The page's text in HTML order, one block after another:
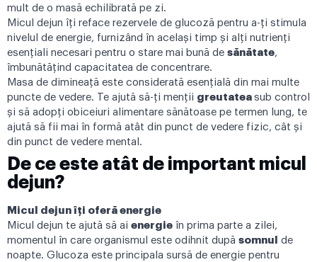
mult de o masă echilibrată pe zi.
Micul dejun îți reface rezervele de glucoză pentru a-ți stimula
nivelul de energie, furnizând în același timp și alți nutrienți
esențiali necesari pentru o stare mai bună de sănătate,
îmbunătățind capacitatea de concentrare.
Masa de dimineață este considerată esențială din mai multe
puncte de vedere. Te ajută să-ți menții greutatea sub control
și să adopți obiceiuri alimentare sănătoase pe termen lung, te
ajută să fii mai în formă atât din punct de vedere fizic, cât și
din punct de vedere mental.
De ce este atât de important micul
dejun?
Micul dejun îți oferă energie
Micul dejun te ajută să ai energie în prima parte a zilei,
momentul în care organismul este odihnit după somnu
de
noapte. Glucoza este principala sursă de energie pentru